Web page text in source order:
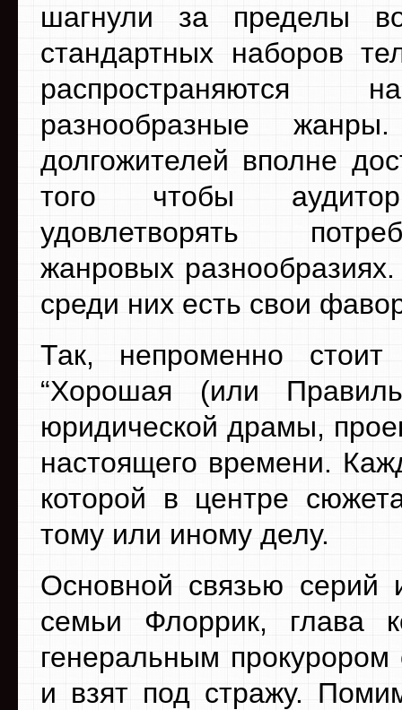
шагнули за пределы
стандартных наборов
разнообразные
долгожителей вполне
того чтобы
удовлетворять
жанровых
среди них есть свои
Так, непроменно
“Хорошая (или
юридической драмы,
настоящего времени.
которой в центре
тому или иному делу.
Основной связью серий
семьи Флоррик, глава
генеральным
и взят под стражу.